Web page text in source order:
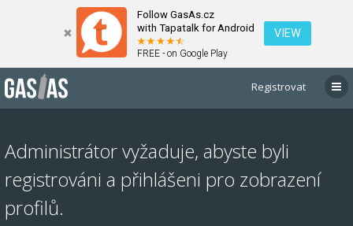
Follow GasAs.cz
with Tapatalk for Android
FREE - on Google Play
VIEW
Registrovat
Administrátor vyžaduje, abyste byli
registrováni a přihlášeni pro zobrazení
profilů.